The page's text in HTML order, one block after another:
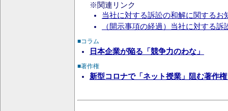
※関連リンク
当社に対する訴訟の和解に関するお
（開示事項の経過）当社に対する
■コラム
日本企業が陥る「競争力のわな」
■著作権
新型コロナで「ネット授業」阻む著作